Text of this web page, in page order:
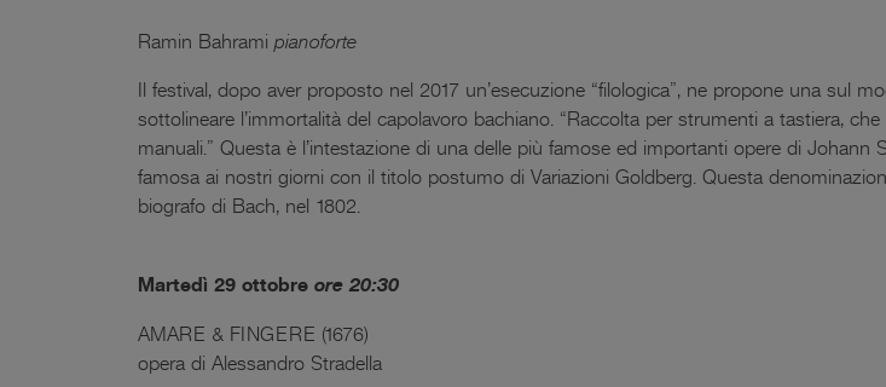
Ramin Bahrami pianoforte
Il festival, dopo aver proposto nel 2017 un’esecuzione “filologica”, ne propone una sul
sottolineare l’immortalità del capolavoro bachiano. “Raccolta per strumenti a tastiera,
manuali.” Questa è l’intestazione di una delle più famose ed importanti opere di
famosa ai nostri giorni con il titolo postumo di Variazioni Goldberg. Questa
biografo di Bach, nel 1802.
Martedì 29 ottobre ore 20:30
AMARE & FINGERE (1676)
opera di Alessandro Stradella